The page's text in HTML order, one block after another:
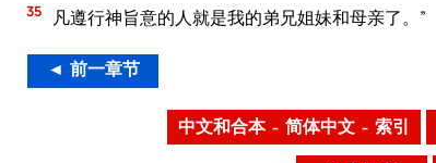
35 凡遵行神旨意的人就是我的弟兄姐妹和母亲了。”
◄ 前一章节
中文和合本 – 简体中文 – 索引